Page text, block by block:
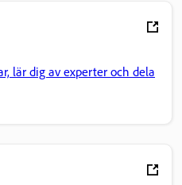
lär dig av experter och dela